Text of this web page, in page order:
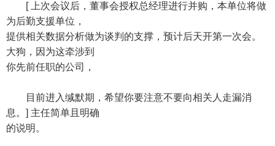
[ 上次会议后，董事会授权总经理进行并购，本单位将做
为后勤支援单位，
提供相关数据分析做为谈判的支撑，预计后天开第一次会。
大狗，因为这牵涉到
你先前任职的公司，
目前进入缄默期，希望你要注意不要向相关人走漏消
息。] 主任简单且明确
的说明。